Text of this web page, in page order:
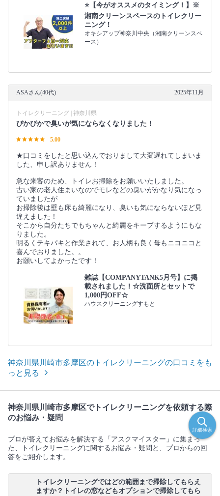
⭐️【今がオススメのタイミング！】※
湘南クリーンスペースのトイレクリー
ニング！
オキシアップ神奈川中央（湘南クリーンスペ
ース）
ASAさん(40代) 2025年11月
トイレクリーニング | 神奈川県
ぴかぴかで臭いが気にならなくなりました！
5.00
★口コミをしたと思い込んでおりまして大変遅れてしまいま
した、申し訳ありません！
急な来客のため、トイレお掃除をお願いいたしました。
古い家の老人住まいなのでモレなどの臭いがかなり気になっ
ていましたが
お掃除後は壁も床も綺麗になり、臭いも気にならないほど見
違えました！
そこから自分たちでもちゃんと綺麗をキープするようにもな
りました。
明るくテキパキと作業されて、お人柄も良く母もニコニコと
喜んでおりました。。
お願いしてよかったです！
雑誌【COMPANYTANK5月号】に掲
載されました！☆洗面所とセットで
1,000円OFF☆
ハウスクリーニングすもと
神奈川県川崎市多摩区のトイレクリーニングの口コミをも
っと見る
神奈川県川崎市多摩区でトイレクリーニングを依頼する際
のお悩み・疑問
プロが答えてお悩みを解決する「アスクマイスター」に集まっ
た、トイレクリーニングに関するお悩み・疑問と、プロからの回
答をご紹介します。
トイレクリーニングではどの範囲まで掃除してもらえ
ますか？トイレの窓などもオプションで掃除してもら
詳細検索